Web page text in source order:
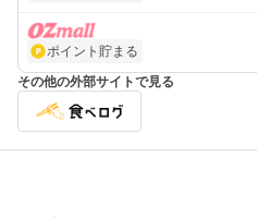
ポイント貯まる
その他の外部サイトで見る